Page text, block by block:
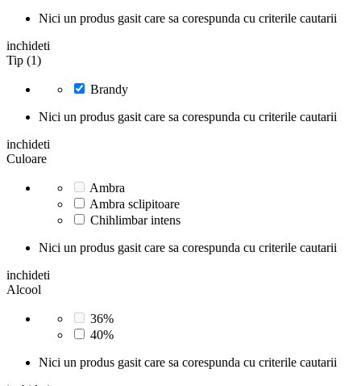
Nici un produs gasit care sa corespunda cu criterile cautarii
inchideti
Tip (1)
Brandy
Nici un produs gasit care sa corespunda cu criterile cautarii
inchideti
Culoare
Ambra
Ambra sclipitoare
Chihlimbar intens
Nici un produs gasit care sa corespunda cu criterile cautarii
inchideti
Alcool
36%
40%
Nici un produs gasit care sa corespunda cu criterile cautarii